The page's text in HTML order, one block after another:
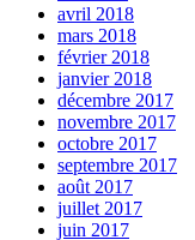
avril 2018
mars 2018
février 2018
janvier 2018
décembre 2017
novembre 2017
octobre 2017
septembre 2017
août 2017
juillet 2017
juin 2017